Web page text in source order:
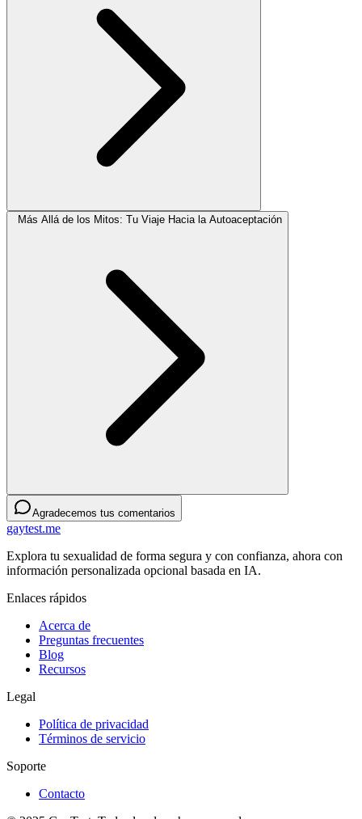
Más Allá de los Mitos: Tu Viaje Hacia la Autoaceptación
Agradecemos tus comentarios
gaytest.me
Explora tu sexualidad de forma segura y con confianza, ahora con
información personalizada opcional basada en IA.
Enlaces rápidos
Acerca de
Preguntas frecuentes
Blog
Recursos
Legal
Política de privacidad
Términos de servicio
Soporte
Contacto